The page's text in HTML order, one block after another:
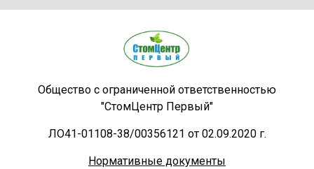
Общество с ограниченной ответственностью
"СтомЦентр Первый"
ЛО41-01108-38/00356121 от 02.09.2020 г.
Нормативные документы